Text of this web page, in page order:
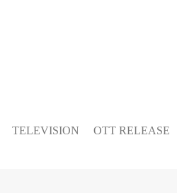
TELEVISION OTT RELEASE